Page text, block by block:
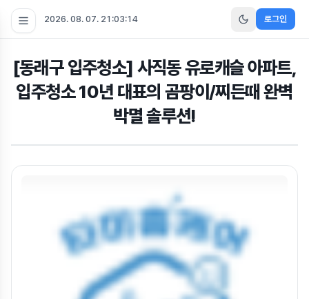
2026. 08. 07. 21:03:15 로그인
[동래구 입주청소] 사직동 유로캐슬 아파트,
입주청소 10년 대표의 곰팡이/찌든때 완벽
박멸 솔루션!